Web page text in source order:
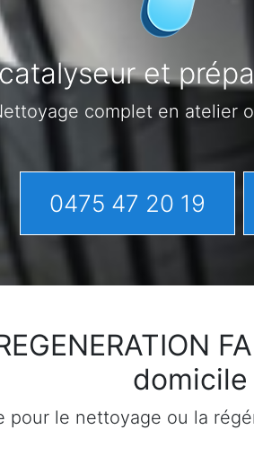
catalyseur et
complet en atelier
0475 47 20 19
domicile
pour le nettoyage ou la